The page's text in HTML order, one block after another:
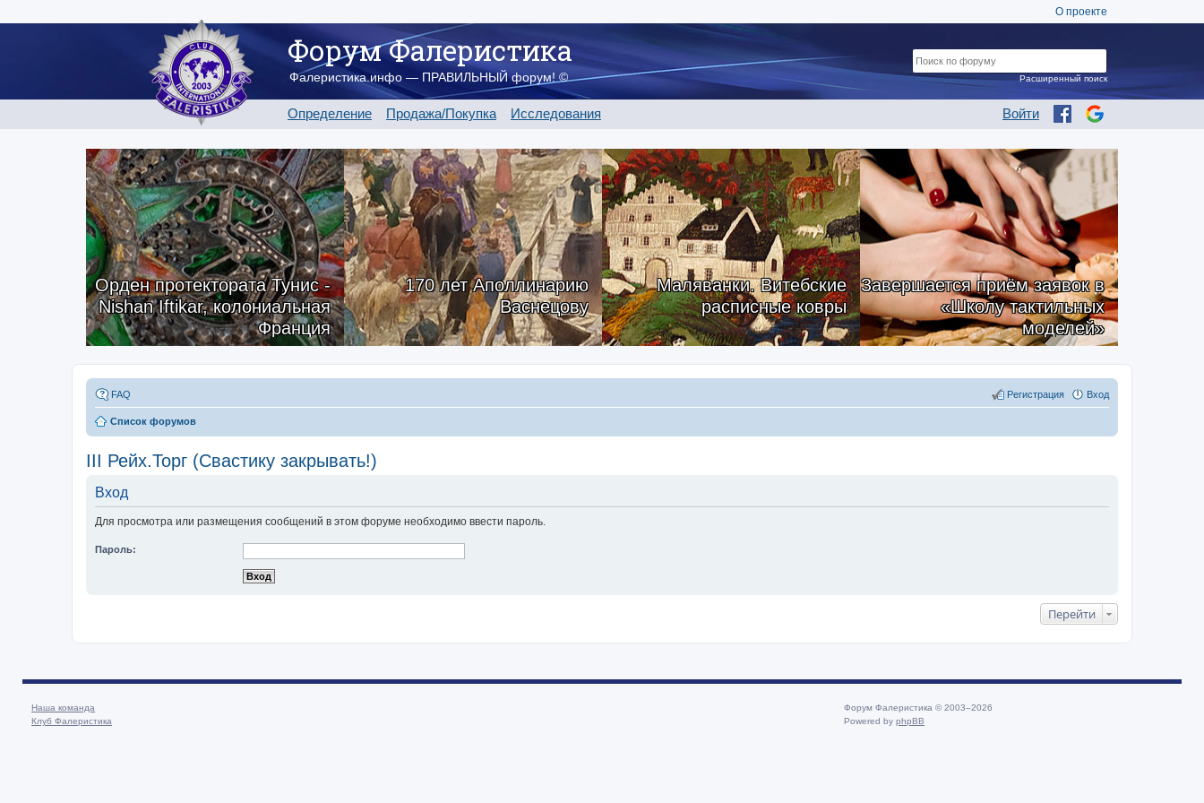
О проекте
Форум Фалеристика
Фалеристика.инфо — ПРАВИЛЬНЫЙ форум! ©
Определение Продажа/Покупка Исследования Войти
Расширенный поиск
Орден протектората Тунис -
Nishan Iftikar, колониальная
Франция
170 лет Аполлинарию
Васнецову
Маляванки. Витебские
расписные ковры
Завершается приём заявок в
«Школу тактильных
моделей»
FAQ Вход
Регистрация
Список форумов
III Рейх.Торг (Свастику закрывать!)
Вход
Для просмотра или размещения сообщений в этом форуме необходимо ввести пароль.
Пароль:
Перейти
Наша команда
Клуб Фалеристика
Форум Фалеристика © 2003–2026
Powered by phpBB